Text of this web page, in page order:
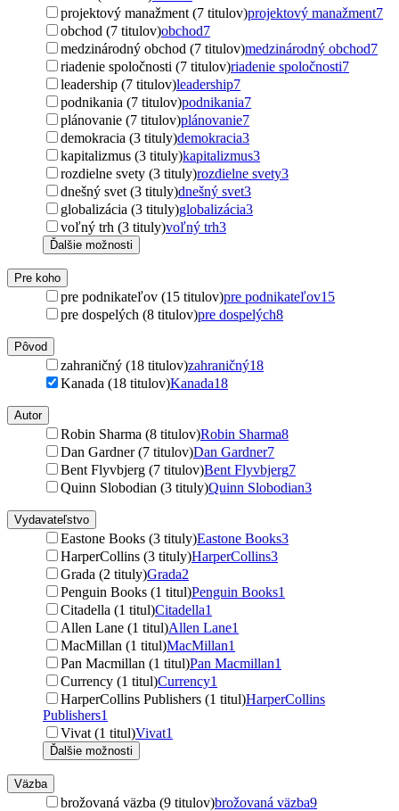
projektový manažment (7 titulov)projektový manažment7
obchod (7 titulov)obchod7
medzinárodný obchod (7 titulov)medzinárodný obchod7
riadenie spoločnosti (7 titulov)riadenie spoločnosti7
leadership (7 titulov)leadership7
podnikania (7 titulov)podnikania7
plánovanie (7 titulov)plánovanie7
demokracia (3 tituly)demokracia3
kapitalizmus (3 tituly)kapitalizmus3
rozdielne svety (3 tituly)rozdielne svety3
dnešný svet (3 tituly)dnešný svet3
globalizácia (3 tituly)globalizácia3
voľný trh (3 tituly)voľný trh3
Ďalšie možnosti
Pre koho
pre podnikateľov (15 titulov)pre podnikateľov15
pre dospelých (8 titulov)pre dospelých8
Pôvod
zahraničný (18 titulov)zahraničný18
Kanada (18 titulov)Kanada18
Autor
Robin Sharma (8 titulov)Robin Sharma8
Dan Gardner (7 titulov)Dan Gardner7
Bent Flyvbjerg (7 titulov)Bent Flyvbjerg7
Quinn Slobodian (3 tituly)Quinn Slobodian3
Vydavateľstvo
Eastone Books (3 tituly)Eastone Books3
HarperCollins (3 tituly)HarperCollins3
Grada (2 tituly)Grada2
Penguin Books (1 titul)Penguin Books1
Citadella (1 titul)Citadella1
Allen Lane (1 titul)Allen Lane1
MacMillan (1 titul)MacMillan1
Pan Macmillan (1 titul)Pan Macmillan1
Currency (1 titul)Currency1
HarperCollins Publishers (1 titul)HarperCollins
Publishers1
Vivat (1 titul)Vivat1
Ďalšie možnosti
Väzba
brožovaná väzba (9 titulov)brožovaná väzba9